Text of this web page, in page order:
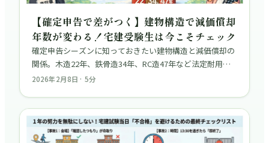
【確定申告で差がつく】建物構造で減価償却
年数が変わる！宅建受験生は今こそチェック
確定申告シーズンに知っておきたい建物構造と減価償却の
関係。木造22年、鉄骨造34年、RC造47年など法定耐用年
数の違いと、登記簿での確認方法、宅建試験での出題ポイ
2026年2月8日 · 5分